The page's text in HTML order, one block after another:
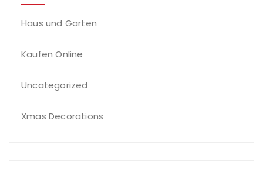
Haus und Garten
Kaufen Online
Uncategorized
Xmas Decorations